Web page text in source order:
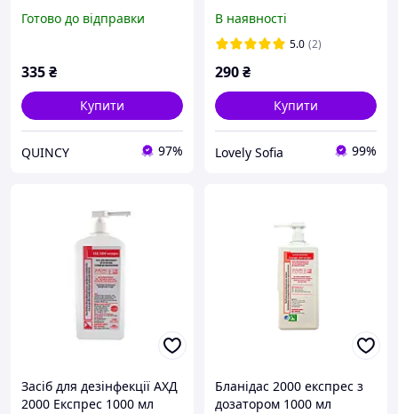
Готово до відправки
335₴
Купити
QUINCY 97%
В наявності
5.0 (2)
290₴
Купити
Lovely Sofia 99%
Засіб для дезінфекції АХД
2000 Експрес 1000 мл
Бланідас 2000 експрес з
дозатором 1000 мл